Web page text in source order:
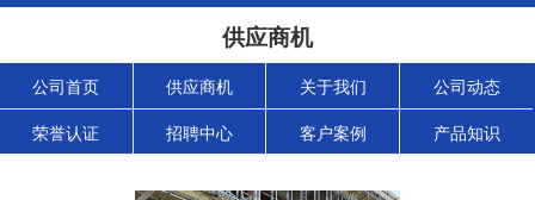
供应商机
公司首页 供应商机 关于我们 公司动态
荣誉认证 招聘中心 客户案例 产品知识